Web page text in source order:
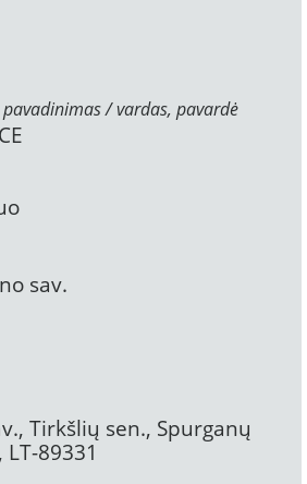
/ vardas, pavardė
sav.
Tirkšlių sen., Spurganų
89331